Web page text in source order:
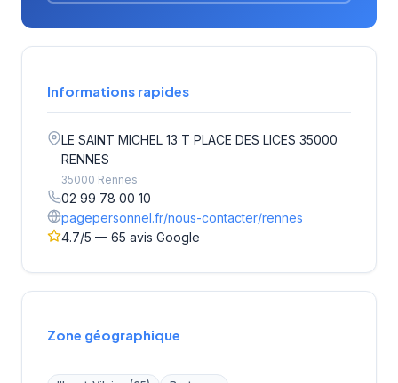
Informations rapides
LE SAINT MICHEL 13 T PLACE DES LICES 35000
RENNES
35000 Rennes
02 99 78 00 10
pagepersonnel.fr/nous-contacter/rennes
4.7/5 — 65 avis Google
Zone géographique